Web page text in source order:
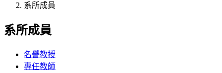
系所成員
系所成員
名譽教授
專任教師